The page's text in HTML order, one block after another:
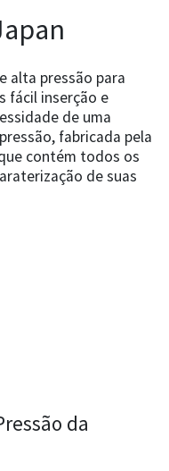
alta pressão para
fácil inserção e
de uma
fabricada pela
contém todos os
de suas
da